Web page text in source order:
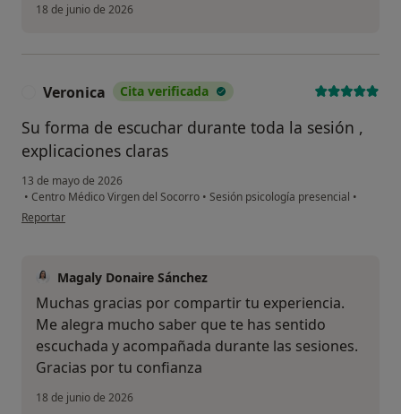
18 de junio de 2026
Veronica Cita verificada
Su forma de escuchar durante toda la sesión ,
explicaciones claras
13 de mayo de 2026
• Centro Médico Virgen del Socorro • Sesión psicología presencial •
en opinión del usuario Veronica
Reportar
Magaly Donaire Sánchez
Muchas gracias por compartir tu experiencia.
Me alegra mucho saber que te has sentido
escuchada y acompañada durante las sesiones.
Gracias por tu confianza
18 de junio de 2026